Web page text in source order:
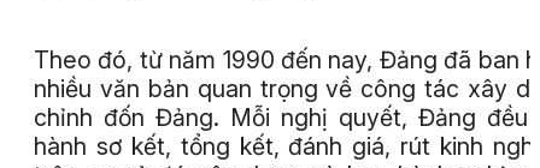
Theo đó, từ năm 1990 đến nay, Đảng đã ban
nhiều văn bản quan trọng về công tác xây
chỉnh đốn Đảng. Mỗi nghị quyết, Đảng đều
hành sơ kết, tổng kết, đánh giá, rút kinh